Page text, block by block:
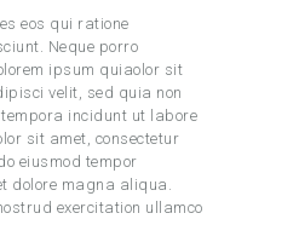
eos qui ratione
Neque porro
ipsum quiaolor sit
velit, sed quia non
incidunt ut labore
sit amet, consectetur
eiusmod tempor
dolore magna aliqua.
exercitation ullamco